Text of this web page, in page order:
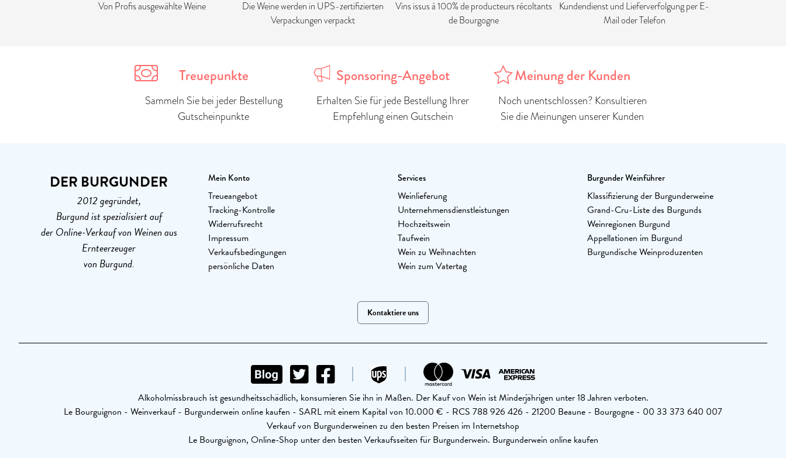
Von Profis ausgewählte Weine
Die Weine werden in UPS-zertifizierten
Verpackungen verpackt
Vins issus à 100% de producteurs récoltants
de Bourgogne
Kundendienst und Lieferverfolgung per E-
Mail oder Telefon
Treuepunkte
Sammeln Sie bei jeder Bestellung
Gutscheinpunkte
Sponsoring-Angebot
Erhalten Sie für jede Bestellung Ihrer
Empfehlung einen Gutschein
Meinung der Kunden
Noch unentschlossen? Konsultieren
Sie die Meinungen unserer Kunden
DER BURGUNDER
2012 gegründet,
Burgund ist spezialisiert auf
der Online-Verkauf von Weinen aus
Ernteerzeuger
von Burgund.
Mein Konto
Treueangebot
Tracking-Kontrolle
Widerrufsrecht
Impressum
Verkaufsbedingungen
persönliche Daten
Services
Weinlieferung
Unternehmensdienstleistungen
Hochzeitswein
Taufwein
Wein zu Weihnachten
Wein zum Vatertag
Burgunder Weinführer
Klassifizierung der Burgunderweine
Grand-Cru-Liste des Burgunds
Weinregionen Burgund
Appellationen im Burgund
Burgundische Weinproduzenten
Kontaktiere uns
Alkoholmissbrauch ist gesundheitsschädlich, konsumieren Sie ihn in Maßen. Der Kauf von Wein ist Minderjährigen unter 18 Jahren verboten.
Le Bourguignon - Weinverkauf - Burgunderwein online kaufen - SARL mit einem Kapital von 10.000 € - RCS 788 926 426 - 21200 Beaune - Bourgogne - 00 33 373 640 007
Verkauf von Burgunderweinen zu den besten Preisen im Internetshop
Le Bourguignon, Online-Shop unter den besten Verkaufsseiten für Burgunderwein. Burgunderwein online kaufen